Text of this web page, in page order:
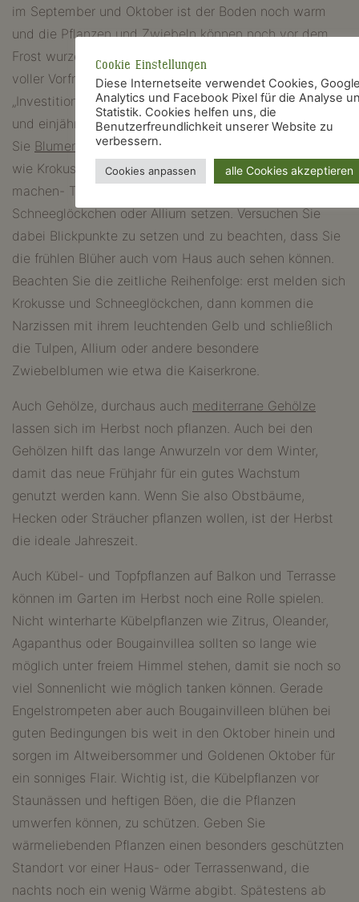
im September und Oktober ist der Boden noch warm
und die Pflanzen und Zwiebeln können noch vor dem
Frost wurzeln. Pflanzungen im Garten im Herbst sind
voller Vorfreude auf das nächste Frühjahr, eine
„Investition“ mit Langzeitwirkung. Wenn die blühenden
und einjährigen Sommerblumen verblüht sind, sollten
Sie Blumenzwiebenfür frühblühende Frühlingsblumen
wie Krokusse -die sich besonders schön im Rasen
machen- Tulpen, Narzissen, Hyazinthen,
Schneeglöckchen oder Allium setzen. Versuchen Sie
dabei Blickpunkte zu setzen und zu beachten, dass Sie
die frühlen Blüher auch vom Haus auch sehen können.
Beachten Sie die zeitliche Reihenfolge: erst melden sich
Krokusse und Schneeglöckchen, dann kommen die
Narzissen mit ihrem leuchtenden Gelb und schließlich
die Tulpen, Allium oder andere besondere
Zwiebelblumen wie etwa die Kaiserkrone.
Auch Gehölze, durchaus auch mediterrane Gehölze
lassen sich im Herbst noch pflanzen. Auch bei den
Gehölzen hilft das lange Anwurzeln vor dem Winter,
damit das neue Frühjahr für ein gutes Wachstum
genutzt werden kann. Wenn Sie also Obstbäume,
Hecken oder Sträucher pflanzen wollen, ist der Herbst
die ideale Jahreszeit.
Auch Kübel- und Topfpflanzen auf Balkon und Terrasse
können im Garten im Herbst noch eine Rolle spielen.
Nicht winterharte Kübelpflanzen wie Zitrus, Oleander,
Agapanthus oder Bougainvillea sollten so lange wie
möglich unter freiem Himmel stehen, damit sie noch so
viel Sonnenlicht wie möglich tanken können. Gerade
Engelstrompeten aber auch Bougainvilleen blühen bei
guten Bedingungen bis weit in den Oktober hinein und
sorgen im Altweibersommer und Goldenen Oktober für
ein sonniges Flair. Wichtig ist, die Kübelpflanzen vor
Staunässen und heftigen Böen, die die Pflanzen
umwerfen können, zu schützen. Geben Sie
wärmeliebenden Pflanzen einen besonders geschützten
Standort vor einer Haus- oder Terrassenwand, die
nachts noch ein wenig Wärme abgibt. Spätestens ab
Cookie Einstellungen
Diese Internetseite verwendet Cookies,
Analytics und Facebook Pixel für die Analyse
Statistik. Cookies helfen uns, die
Benutzerfreundlichkeit unserer Website zu
verbessern.
Cookies anpassen alle Cookies akzeptieren